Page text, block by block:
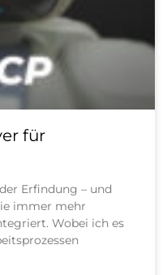
für
Erfindung – und
immer mehr
Wobei ich es